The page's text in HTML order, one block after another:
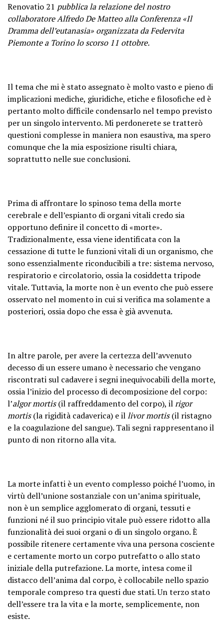
Renovatio 21 pubblica la relazione del nostro
collaboratore Alfredo De Matteo alla Conferenza «Il
Dramma dell’eutanasia» organizzata da Federvita
Piemonte a Torino lo scorso 11 ottobre.
Il tema che mi è stato assegnato è molto vasto e pieno di
implicazioni mediche, giuridiche, etiche e filosofiche ed è
pertanto molto difficile condensarlo nel tempo previsto
per un singolo intervento. Mi perdonerete se tratterò
questioni complesse in maniera non esaustiva, ma spero
comunque che la mia esposizione risulti chiara,
soprattutto nelle sue conclusioni.
Prima di affrontare lo spinoso tema della morte
cerebrale e dell’espianto di organi vitali credo sia
opportuno definire il concetto di «morte».
Tradizionalmente, essa viene identificata con la
cessazione di tutte le funzioni vitali di un organismo, che
sono essenzialmente riconducibili a tre: sistema nervoso,
respiratorio e circolatorio, ossia la cosiddetta tripode
vitale. Tuttavia, la morte non è un evento che può essere
osservato nel momento in cui si verifica ma solamente a
posteriori, ossia dopo che essa è già avvenuta.
In altre parole, per avere la certezza dell’avvenuto
decesso di un essere umano è necessario che vengano
riscontrati sul cadavere i segni inequivocabili della morte,
ossia l’inizio del processo di decomposizione del corpo:
l’algor mortis(il raffreddamento del corpo), ilrigor
mortis(la rigidità cadaverica) e illivor mortis(il ristagno
e la coagulazione del sangue). Tali segni rappresentano il
punto di non ritorno alla vita.
La morte infatti è un evento complesso poiché l’uomo, in
virtù dell’unione sostanziale con un’anima spirituale,
non è un semplice agglomerato di organi, tessuti e
funzioni né il suo principio vitale può essere ridotto alla
funzionalità dei suoi organi o di un singolo organo. È
possibile ritenere certamente viva una persona cosciente
e certamente morto un corpo putrefatto o allo stato
iniziale della putrefazione. La morte, intesa come il
distacco dell’anima dal corpo, è collocabile nello spazio
temporale compreso tra questi due stati. Un terzo stato
dell’essere tra la vita e la morte, semplicemente, non
esiste.